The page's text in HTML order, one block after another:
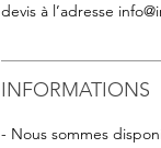
devis à l’adresse
INFORMATIONS
- Nous sommes